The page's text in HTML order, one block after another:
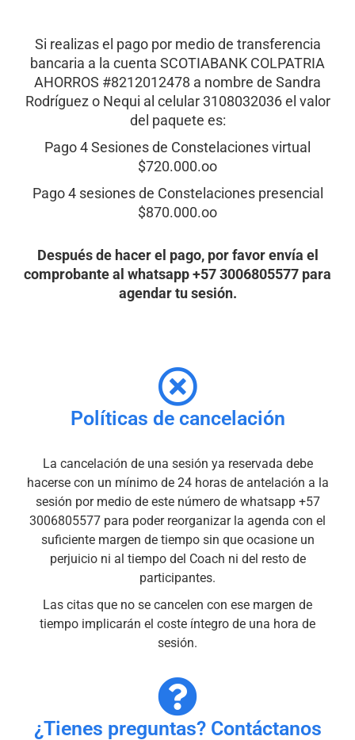
Si realizas el pago por medio de transferencia
bancaria a la cuenta SCOTIABANK COLPATRIA
AHORROS #8212012478 a nombre de Sandra
Rodríguez o Nequi al celular 3108032036 el valor
del paquete es:
Pago 4 Sesiones de Constelaciones virtual
$720.000.oo
Pago 4 sesiones de Constelaciones presencial
$870.000.oo
Después de hacer el pago, por favor envía el
comprobante al whatsapp +57 3006805577 para
agendar tu sesión.
Políticas de cancelación
La cancelación de una sesión ya reservada debe
hacerse con un mínimo de 24 horas de antelación a la
sesión por medio de este número de whatsapp +57
3006805577 para poder reorganizar la agenda con el
suficiente margen de tiempo sin que ocasione un
perjuicio ni al tiempo del Coach ni del resto de
participantes.
Las citas que no se cancelen con ese margen de
tiempo implicarán el coste íntegro de una hora de
sesión.
¿Tienes preguntas? Contáctanos